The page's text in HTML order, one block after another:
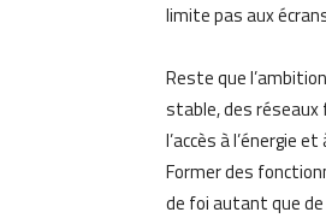
limite pas aux
Reste que
stable, des réseaux
l’accès à l’énergie
Former des
de foi autant que